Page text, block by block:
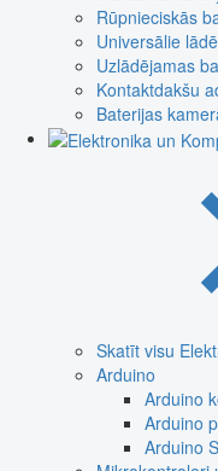
Rūpnieciskās
Universālie
Uzlādējamas
Kontaktdakšu
Baterijas
Skatīt visu
Arduino
Arduino
Arduino
Arduino